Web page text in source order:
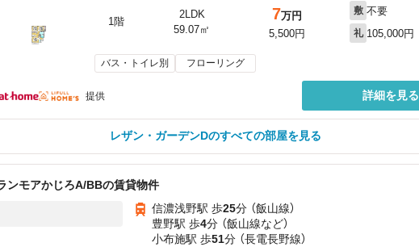
1階
2LDK
59.07㎡
7万円
5,500円
敷 不要
礼 105,000円
バス・トイレ別 フローリング
提供 詳細を見る
レザン・ガーデンDのすべての部屋を見る
ンモアかじろA/BBの賃貸物件
信濃浅野駅 歩25分 （飯山線）
豊野駅 歩4分 （飯山線など）
小布施駅 歩51分 （長電長野線）